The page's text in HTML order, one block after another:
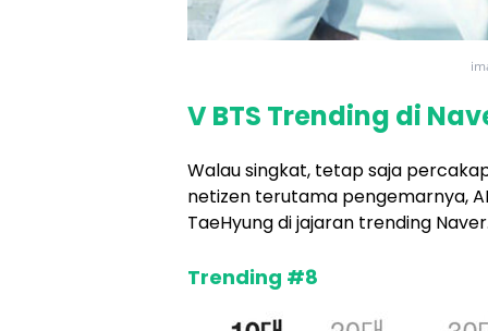
V BTS Trending di
Walau singkat, tetap saja
netizen terutama pengemarnya,
TaeHyung di jajaran trending
Trending #8